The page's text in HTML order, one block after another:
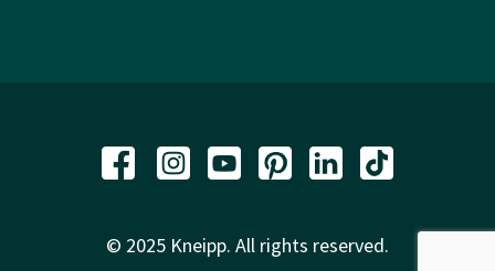
© 2025 Kneipp. All rights reserved.